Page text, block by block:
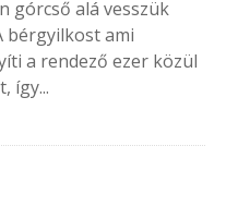
górcső alá vesszük
bérgyilkost ami
a rendező ezer közül
így...